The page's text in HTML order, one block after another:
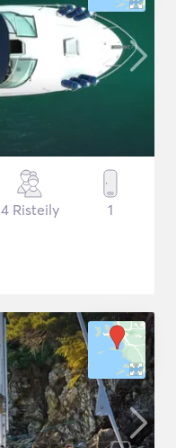
4 Risteily 1